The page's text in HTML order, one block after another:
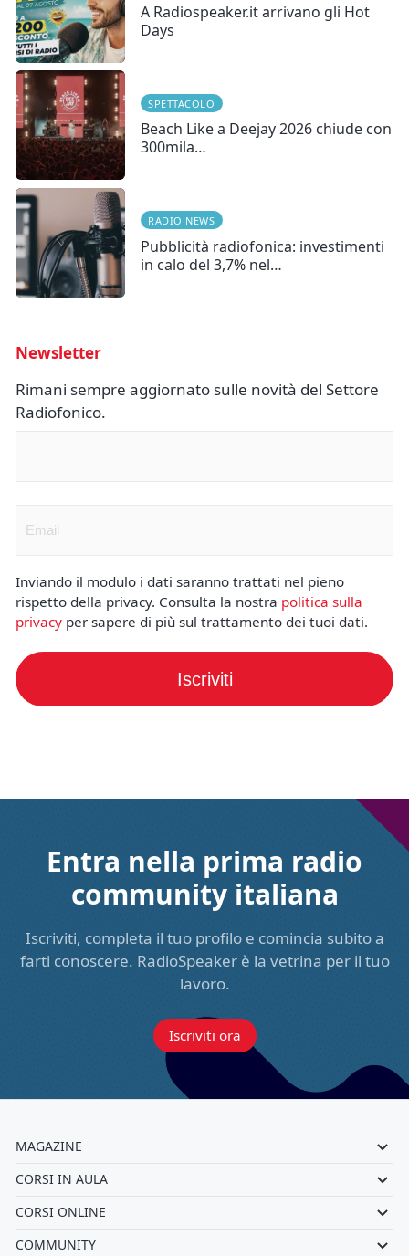
A Radiospeaker.it arrivano gli Hot
Days
SPETTACOLO
Beach Like a Deejay 2026 chiude con
300mila…
RADIO NEWS
Pubblicità radiofonica: investimenti
in calo del 3,7% nel…
Newsletter
Rimani sempre aggiornato sulle novità del Settore
Radiofonico.
(Obbligatorio)
Inviando il modulo i dati saranno trattati nel pieno
rispetto della privacy. Consulta la nostra politica sulla
privacy per sapere di più sul trattamento dei tuoi dati.
Entra nella prima radio
community italiana
Iscriviti, completa il tuo profilo e comincia subito a
farti conoscere. RadioSpeaker è la vetrina per il tuo
lavoro.
Iscriviti ora
MAGAZINE
CORSI IN AULA
CORSI ONLINE
COMMUNITY